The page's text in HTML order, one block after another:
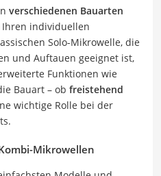
verschiedenen Bauarten
Ihren individuellen
Solo-Mikrowelle, die
und Auftauen geeignet ist,
Funktionen wie
Bauart – ob freistehend
wichtige Rolle bei der
Mikrowellen